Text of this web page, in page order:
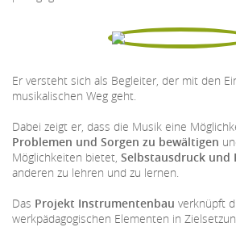
Er versteht sich als Begleiter, der mit den
musikalischen Weg geht.
Dabei zeigt er, dass die Musik eine
Problemen und Sorgen zu bewältigen
Möglichkeiten bietet, Selbstausdruck und
anderen zu lehren und zu lernen.
Das Projekt Instrumentenbau verknüpft
werkpädagogischen Elementen in